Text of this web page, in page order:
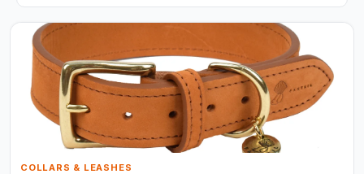
COLLARS & LEASHES